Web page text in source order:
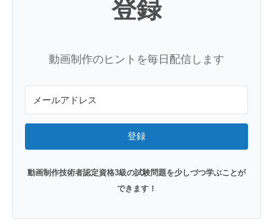
登録
動画制作のヒントを毎日配信します
登録
動画制作技術者認定資格3級の試験問題を少しづつ学ぶことが
できます！